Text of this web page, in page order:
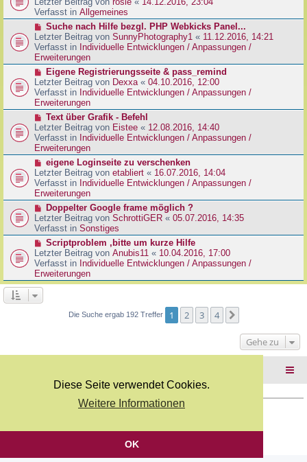
Diese Seite verwendet Cookies.
Weitere Informationen
OK
r
a
g
B
e
t
r
a
g
u
e
r
B
e
i
r
a
g
Verfasst in Allgemeines
N
e
u
e
r
B
e
i
t
a
g
Suche nach Hilfe bezgl. PHP Webkicks Panel...
Letzter Beitrag von SunnyPhotography1 « 11.12.2016, 14:21
Verfasst in Individuelle Entwicklungen / Anpassungen /
Erweiterungen
N
e
u
e
r
B
e
i
t
a
g
Eigene Registrierungsseite & pass_remind
Letzter Beitrag von Dexxa« 04.10.2016, 12:00
Verfasst in Individuelle Entwicklungen / Anpassungen /
Erweiterungen
N
e
u
e
r
B
e
i
t
a
g
Text über Grafik - Befehl
Letzter Beitrag von Eistee « 12.08.2016, 14:40
Verfasst in Individuelle Entwicklungen / Anpassungen /
Erweiterungen
N
e
u
e
r
B
e
i
r
a
g
eigene Loginseite zu verschenken
Letzter Beitrag von etabliert « 16.07.2016, 14:04
Verfasst in Individuelle Entwicklungen / Anpassungen /
Erweiterungen
N
e
u
e
r
B
e
i
t
r
Doppelter Google frame möglich ?
Letzter Beitrag von SchrottiGER « 05.07.2016, 14:35
Verfasst in Sonstiges
N
e
u
e
r
e
g
Scriptproblem ,bitte um kurze Hilfe
Letzter Beitrag von Anubis11 « 10.04.2016, 17:00
Verfasst in Individuelle Entwicklungen / Anpassungen /
Erweiterungen
Die Suche ergab 192 Treffer 1 2 3 4
Gehe zu
Deutsche Übersetzung durchphpBB.de